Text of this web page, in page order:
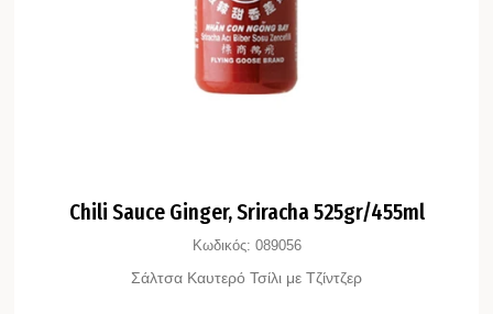
Chili Sauce Ginger, Sriracha 525gr/455ml
Κωδικός: 089056
Σάλτσα Καυτερό Τσίλι με Τζίντζερ